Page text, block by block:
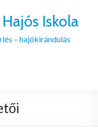
Iskola
– hajókirándulás